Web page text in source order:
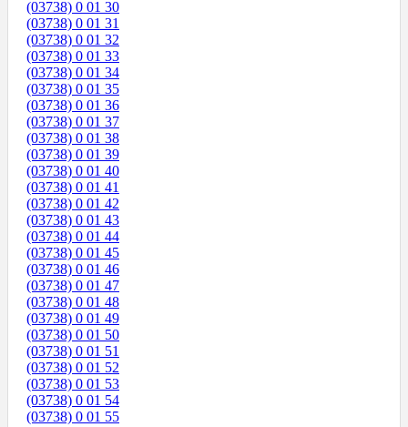
(03738) 0 01 30
(03738) 0 01 31
(03738) 0 01 32
(03738) 0 01 33
(03738) 0 01 34
(03738) 0 01 35
(03738) 0 01 36
(03738) 0 01 37
(03738) 0 01 38
(03738) 0 01 39
(03738) 0 01 40
(03738) 0 01 41
(03738) 0 01 42
(03738) 0 01 43
(03738) 0 01 44
(03738) 0 01 45
(03738) 0 01 46
(03738) 0 01 47
(03738) 0 01 48
(03738) 0 01 49
(03738) 0 01 50
(03738) 0 01 51
(03738) 0 01 52
(03738) 0 01 53
(03738) 0 01 54
(03738) 0 01 55